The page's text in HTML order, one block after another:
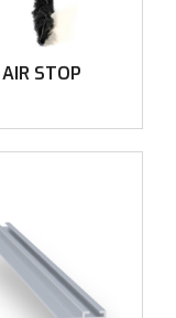
AIR STOP